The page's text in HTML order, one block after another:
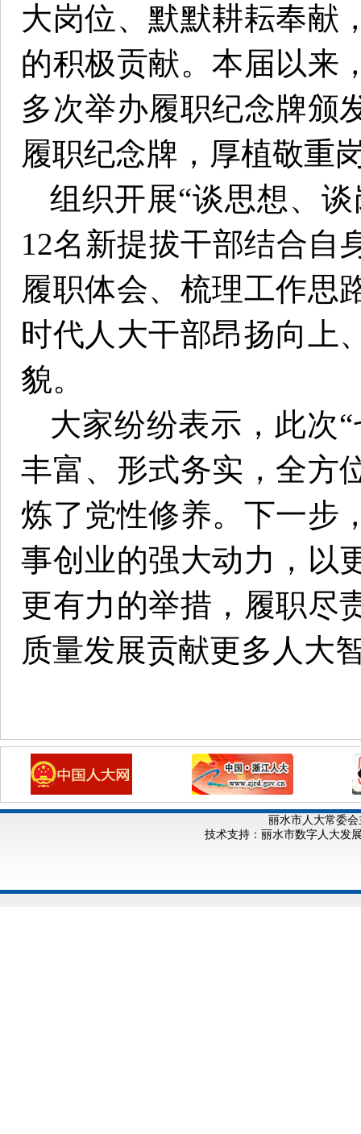
大岗位、默默耕耘奉献
的积极贡献。本届以来
多次举办履职纪念牌颁
履职纪念牌，厚植敬重
组织开展“谈思想、
12名新提拔干部结合自
履职体会、梳理工作思
时代人大干部昂扬向上
貌。
大家纷纷表示，此次
丰富、形式务实，全方
炼了党性修养。下一步
事创业的强大动力，以
更有力的举措，履职尽
质量发展贡献更多人大
丽水市人大常委会
技术支持：丽水市数字人大发